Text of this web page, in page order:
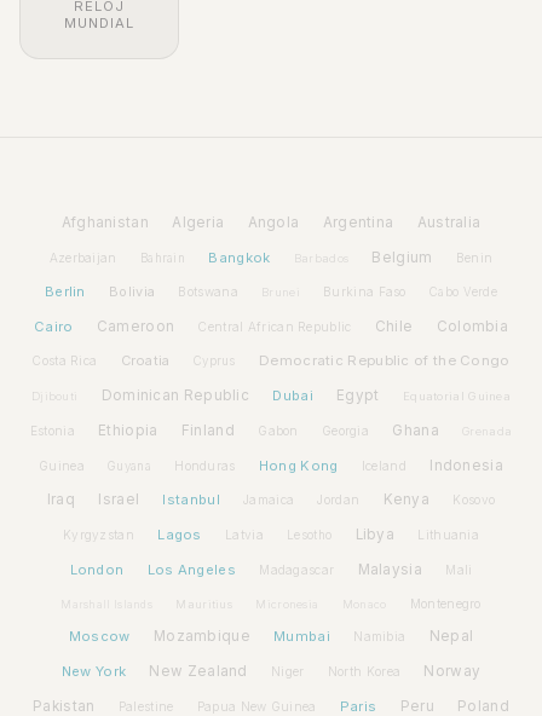
RELOJ
MUNDIAL
Afghanistan Algeria Angola Argentina Australia
Azerbaijan Bahrain Bangkok Barbados Belgium Benin
Berlin Bolivia Botswana Brunei Burkina Faso Cabo Verde
Cairo Cameroon Central African Republic Chile Colombia
Costa Rica Croatia Cyprus Democratic Republic of the Congo
Djibouti Dominican Republic Dubai Egypt Equatorial Guinea
Estonia Ethiopia Finland Gabon Georgia Ghana Grenada
Guinea Guyana Honduras Hong Kong Iceland Indonesia
Iraq Israel Istanbul Jamaica Jordan Kenya Kosovo
Kyrgyzstan Lagos Latvia Lesotho Libya Lithuania
London Los Angeles Madagascar Malaysia Mali
Mauritius Micronesia Monaco Montenegro
Moscow Mozambique Mumbai Namibia Nepal
New York New Zealand Niger North Korea Norway
Pakistan Palestine Papua New Guinea Paris Peru Poland